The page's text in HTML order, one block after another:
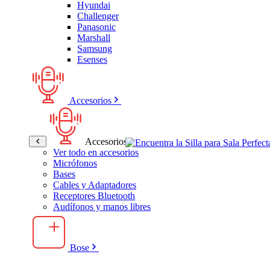
Hyundai
Challenger
Panasonic
Marshall
Samsung
Esenses
Accesorios
Accesorios
Ver todo en accesorios
Micrófonos
Bases
Cables y Adaptadores
Receptores Bluetooth
Audífonos y manos libres
Bose